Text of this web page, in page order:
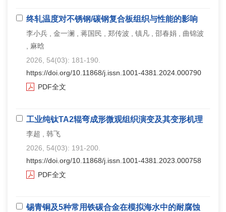
终轧温度对不锈钢/碳钢复合板组织与性能的影响
李小兵 , 金一澜 , 蒋国民 , 郑传波 , 镇凡 , 邵春娟 , 曲锦波
, 麻晗
2026, 54(03): 181-190.
https://doi.org/10.11868/j.issn.1001-4381.2024.000790
PDF全文
工业纯钛TA2辊弯成形微观组织演变及其变形机理
李超 , 韩飞
2026, 54(03): 191-200.
https://doi.org/10.11868/j.issn.1001-4381.2023.000758
PDF全文
锡青铜及5种常用铁碳合金在模拟海水中的耐腐蚀